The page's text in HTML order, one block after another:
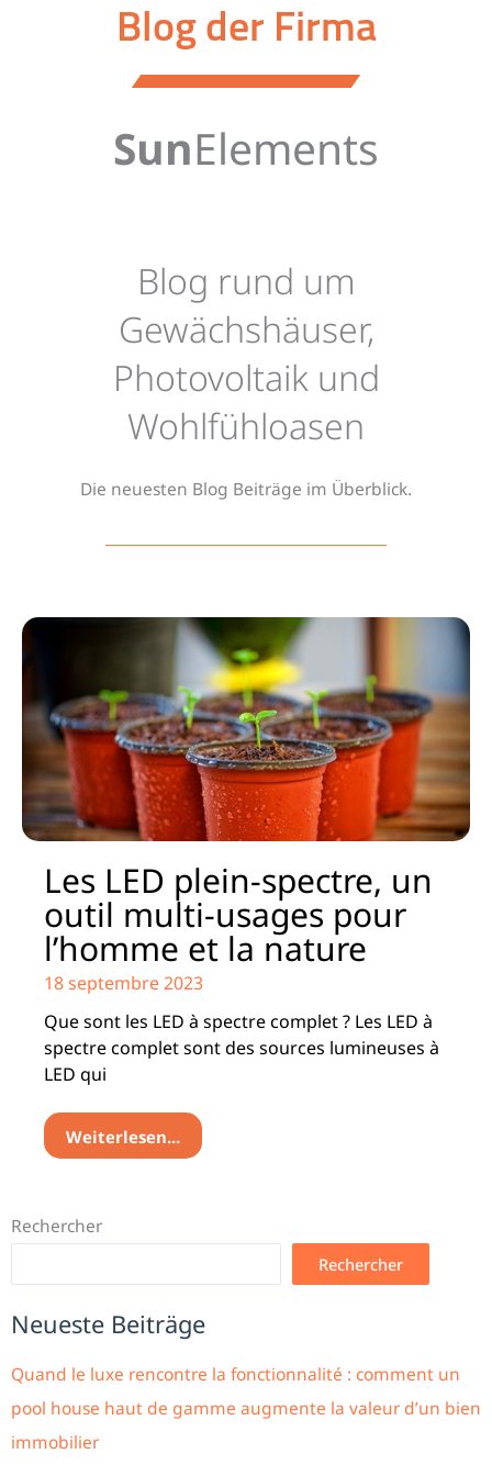
Blog der Firma
SunElements
Blog rund um
Gewächshäuser,
Photovoltaik und
Wohlfühloasen
Die neuesten Blog Beiträge im Überblick.
Les LED plein-spectre, un
outil multi-usages pour
l’homme et la nature
18 septembre 2023
Que sont les LED à spectre complet ? Les LED à
spectre complet sont des sources lumineuses à
LED qui
Weiterlesen...
Rechercher
Rechercher
Neueste Beiträge
Quand le luxe rencontre la fonctionnalité : comment un
pool house haut de gamme augmente la valeur d’un bien
immobilier